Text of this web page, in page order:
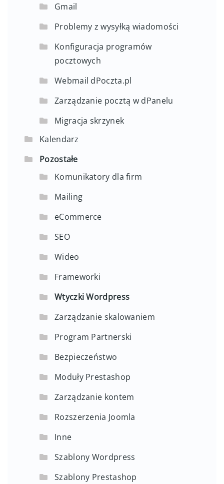
Gmail
Problemy z wysyłką wiadomości
Konfiguracja programów
pocztowych
Webmail dPoczta.pl
Zarządzanie pocztą w dPanelu
Migracja skrzynek
Kalendarz
Pozostałe
Komunikatory dla firm
Mailing
eCommerce
SEO
Wideo
Frameworki
Wtyczki Wordpress
Zarządzanie skalowaniem
Program Partnerski
Bezpieczeństwo
Moduły Prestashop
Zarządzanie kontem
Rozszerzenia Joomla
Inne
Szablony Wordpress
Szablony Prestashop